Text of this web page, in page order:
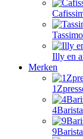
Illy en
Merken
4Barista
9Barista